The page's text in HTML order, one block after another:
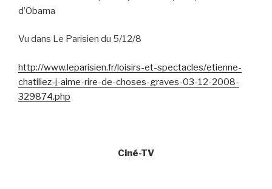
d’Obama
Vu dans Le Parisien du 5/12/8
http://www.leparisien.fr/loisirs-et-spectacles/etienne-
chatiliez-j-aime-rire-de-choses-graves-03-12-2008-
329874.php
Ciné-TV